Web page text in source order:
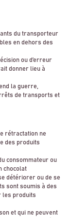
du transporteur
en dehors des
ou d’erreur
donner lieu à
la guerre,
de transports et
rétractation ne
des produits
consommateur ou
chocolat
détériorer ou de se
sont soumis à des
les produits
et qui ne peuvent